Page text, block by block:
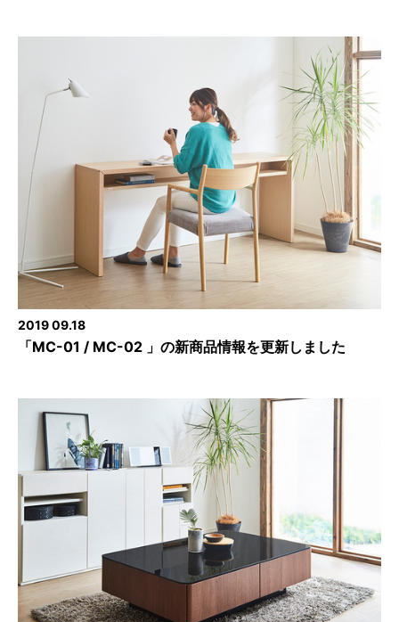
2019 09.18
「MC-01 / MC-02 」の新商品情報を更新しました